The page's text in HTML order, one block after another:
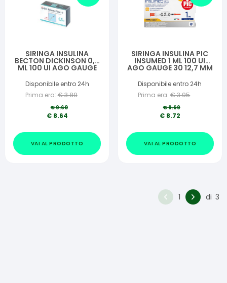
SIRINGA INSULINA
BECTON DICKINSON 0,5
ML 100 UI AGO GAUGE
Disponibile entro 24h
Prima era: €3.89
€9.60
€ 8.64
VAI AL PRODOTTO
SIRINGA INSULINA PIC
INSUMED 1 ML 100 UI
AGO GAUGE 30 12,7 MM
30 PEZZI
Disponibile entro 24h
Prima era: €3.95
€9.69
€ 8.72
VAI AL PRODOTTO
1 di 3